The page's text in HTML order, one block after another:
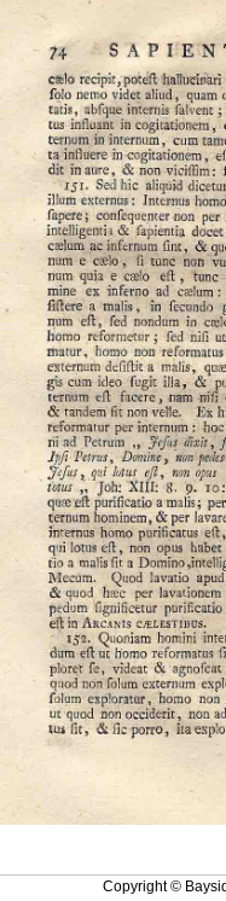
Copyright ©